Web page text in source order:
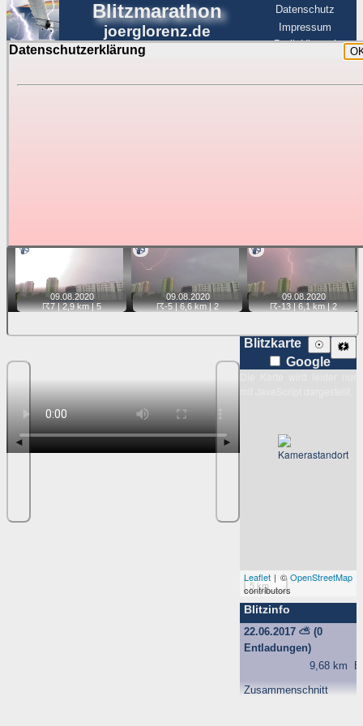
Datenschutzerklärung
Blitzmarathon
joerglorenz.de
Datenschutz
Impressum
BerlinHimmel
Blitzmarathon
Luftfahrt
📹
09.08. 2020
☈7| 2,9 km |5
📹
09.08. 2020
☈-5| 6,6 km |2
📹
09.08. 2020
☈-13| 6,1 km |2
◄ ►
Blitzkarte 🗱
☉
Google
5 km
Leaflet | ©OpenStreetMap
contributors
Blitzinfo
22.06.2017⛅ (0
Entladungen)
9,68 km
Zusammenschnitt